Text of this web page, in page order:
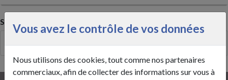
Vous avez le contrôle de vos données
Nous utilisons des cookies, tout comme nos partenaires
commerciaux, afin de collecter des informations sur vous à
Sous-catégories